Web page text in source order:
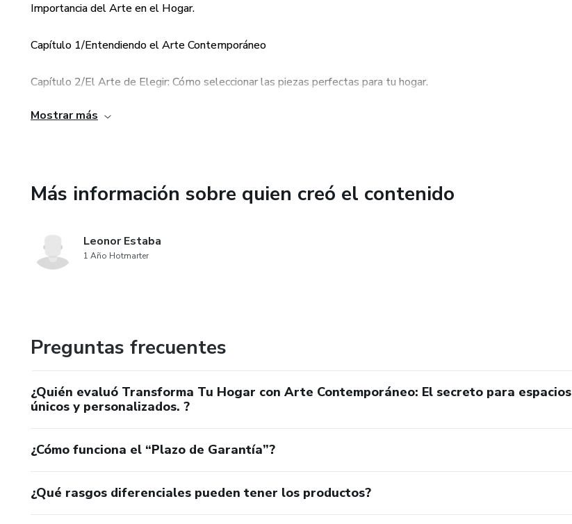
Importancia del Arte en el Hogar.
Capítulo 1/Entendiendo el Arte Contemporáneo
Capítulo 2/El Arte de Elegir: Cómo seleccionar las piezas perfectas para tu hogar.
Capítulo 3/Cómo Integrar Arte en cada habitación de tu hogar.
Capítulo 5/Protege y Conserva Tu Arte: Consejos para su cuidado duradero.
Mostrar más
Más información sobre quien creó el contenido
Leonor Estaba
1 Año Hotmarter
Preguntas frecuentes
¿Quién evaluó Transforma Tu Hogar con Arte Contemporáneo: El secreto para espacios
únicos y personalizados. ?
¿Cómo funciona el “Plazo de Garantía”?
¿Qué rasgos diferenciales pueden tener los productos?